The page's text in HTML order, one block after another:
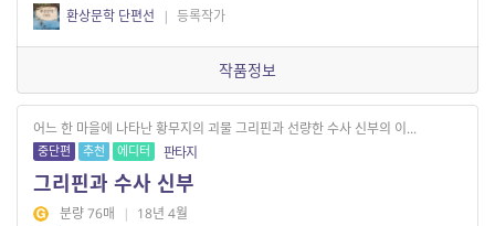
환상문학 단편선
| 등록작가
작품정보
어느 한 마을에 나타난 황무지의 괴물 그리핀과 선량한 수사 신부의 이...
중단편 추천 에디터 판타지
그리핀과 수사 신부
분량 76매 | 18년 4월